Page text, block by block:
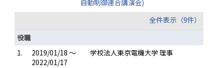
自動制御連合講演会)
全件表示（9件）
役職
1.
2019/01/18 ～
2022/01/17
学校法人東京電機大学 理事